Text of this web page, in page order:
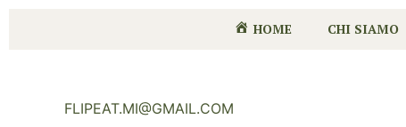
HOME CHI SIAMO
FLIPEAT.MI@GMAIL.COM